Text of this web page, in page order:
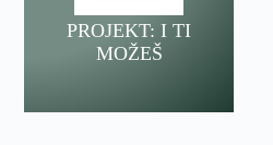
PROJEKT: I TI
MOŽEŠ